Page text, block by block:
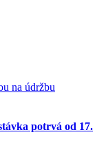
potrvá od 17.